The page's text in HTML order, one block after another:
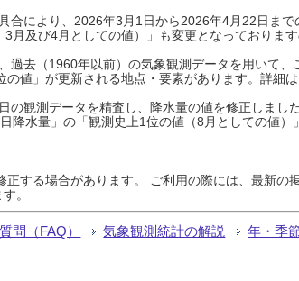
合により、2026年3月1日から2026年4月22日ま
月及び4月としての値）」も変更となっておりま
過去（1960年以前）の気象観測データを用いて
値」が更新される地点・要素があります。詳細は
の観測データを精査し、降水量の値を修正しまし
降水量」の「観測史上1位の値（8月としての値
する場合があります。 ご利用の際には、最新の
。
問（FAQ） 気象観測統計の解説 年・季